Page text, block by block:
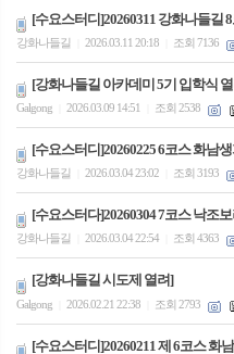
[수요스터디]20260311 강화나들길
강화나들길 2026.03.11 20:18 조회 7136
[강화나들길 아카데미 5기 입학식
Galgong 2026.03.09 14:51 조회 2538
[수요스터디]20260225 6코스 화남
강화나들길 2026.03.04 23:02 조회 3193
[수요스터다]20260304 7코스 낙조
강화나들길 2026.03.04 22:54 조회 4363
[강화나들길 시도제 열려]
Galgong 2026.02.21 22:38 조회 2793
[수요스터디]20260211 제 6코스 화